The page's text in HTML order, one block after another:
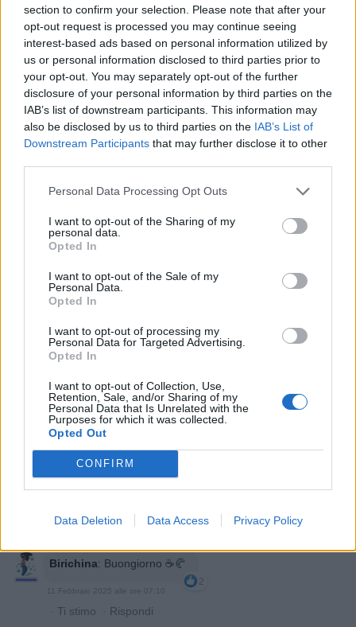
section to confirm your selection. Please note that after your
opt-out request is processed you may continue seeing
interest-based ads based on personal information utilized by
us or personal information disclosed to third parties prior to
your opt-out. You may separately opt-out of the further
disclosure of your personal information by third parties on the
IAB’s list of downstream participants. This information may
also be disclosed by us to third parties on the IAB’s List of
Downstream Participants that may further disclose it to other
Personal Data Processing Opt Outs
I want to opt-out of the Sharing of my
personal data.
Opted In
I want to opt-out of the Sale of my
Personal Data.
Opted In
I want to opt-out of processing my
Personal Data for Targeted Advertising.
Opted In
I want to opt-out of Collection, Use,
Retention, Sale, and/or Sharing of my
Personal Data that Is Unrelated with the
Purposes for which it was collected.
Opted Out
CONFIRM
Data Deletion Data Access Privacy Policy
3
11 Febbraio 2025 alle ore 06:22
Ti stimo Rispondi
Lalady :Buongiorno ☕️🤗
3
11 Febbraio 2025 alle ore 06:30
Rispondi
: Buona giornata 😊
Soldato:Buona giornata Sberla82
·Ti stimo·Rispondi
3
11 Febbraio 2025 alle ore 06:41
Ti stimo
Gatto1948:Buon giorno Sberla82 ☕🍰🤗👋
11 Febbraio 2025 alle ore 06:42
·Ti stimo·Rispondi
MELIDOM:Buongiorno, buon martedì
Rispondi
Birichina: Buongiorno ☕️🥐
2
11 Febbraio 2025 alle ore 07:10
· Ti stimo · Rispondi